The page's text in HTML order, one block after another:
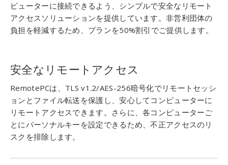
ピューターに接続できるよう、シンプルで安全なリモート
アクセスソリューションを提供しています。非営利団体の
負担を軽減するため、プランを50%割引でご提供します。
安全なリモートアクセス
RemotePCは、TLS v1.2/AES-256暗号化でリモートセッシ
ョンとファイル転送を保護し、安心してコンピューターに
リモートアクセスできます。さらに、各コンピューターご
とにパーソナルキーを設定できるため、不正アクセスのリ
スクを排除します。